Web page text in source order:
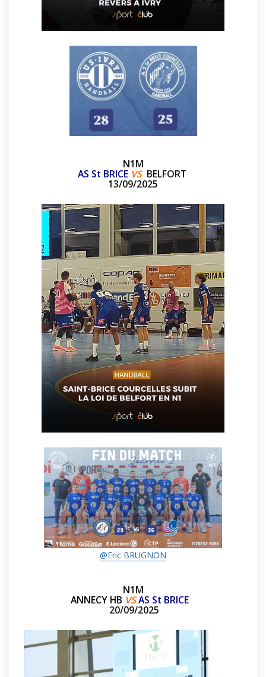
N1M
AS St BRICE VSBELFORT
13/09/2025
@Eric BRUGNON
N1M
ANNECY HB VSAS St BRICE
20/09/2025